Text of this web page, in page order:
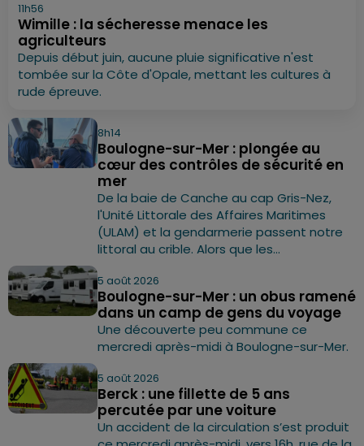
11h56
Wimille : la sécheresse menace les
agriculteurs
Depuis début juin, aucune pluie significative n'est
tombée sur la Côte d'Opale, mettant les cultures à
rude épreuve.
8h14
Boulogne-sur-Mer : plongée au
cœur des contrôles de sécurité en
mer
De la baie de Canche au cap Gris-Nez,
l'Unité Littorale des Affaires Maritimes
(ULAM) et la gendarmerie passent notre
littoral au crible. Alors que les...
5 août 2026
Boulogne-sur-Mer : un obus ramené
dans un camp de gens du voyage
Une découverte peu commune ce
mercredi après-midi à Boulogne-sur-Mer.
5 août 2026
Berck : une fillette de 5 ans
percutée par une voiture
Un accident de la circulation s’est produit